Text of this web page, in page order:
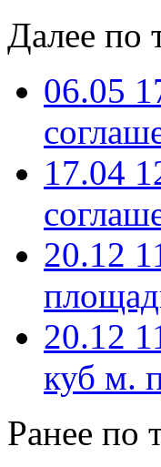
Далее по
06.05
17.04
20.12
20.12
куб м.
Ранее по